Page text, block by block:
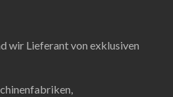
wir Lieferant von exklusiven